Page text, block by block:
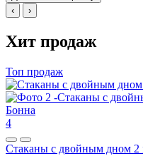
‹
›
Хит продаж
Топ продаж
4
Стаканы с двойным дном 2